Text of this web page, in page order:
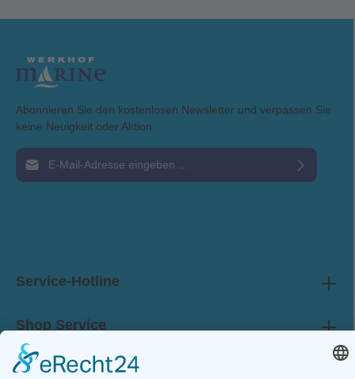
Abonnieren Sie den kostenlosen Newsletter und verpassen Sie
keine Neuigkeit oder Aktion.
E-Mail-Adresse*
Service-Hotline
Shop Service
Information